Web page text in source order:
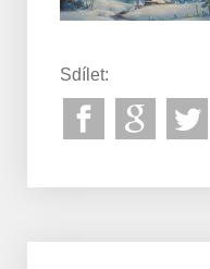
Sdílet: